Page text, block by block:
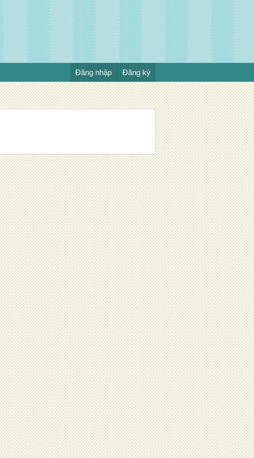
Đăng nhập Đăng ký